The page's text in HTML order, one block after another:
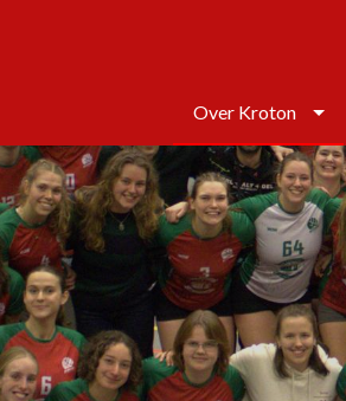
Over Kroton